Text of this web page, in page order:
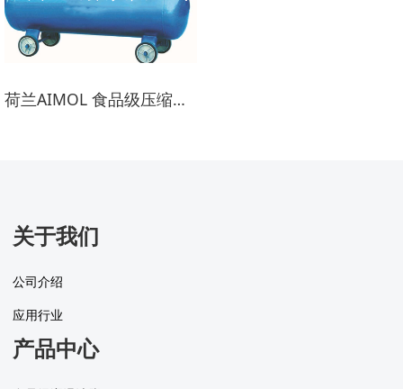
荷兰AIMOL 食品级压缩真空泵油
关于我们
公司介绍
应用行业
产品中心